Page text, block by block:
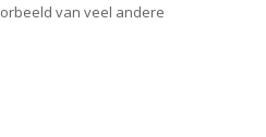
van veel andere